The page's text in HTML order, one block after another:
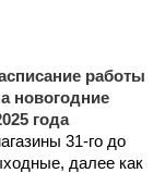
работы
новогодние
года
31-го до
далее как